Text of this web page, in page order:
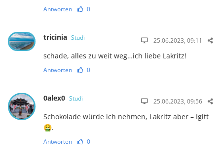
Antworten 0
tricinia Studi 25.06.2023, 09:11
schade, alles zu weit weg…ich liebe Lakritz!
Antworten 0
0alex0 Studi 25.06.2023, 09:56
Schokolade würde ich nehmen, Lakritz aber – Igitt
🤮.
Antworten 0